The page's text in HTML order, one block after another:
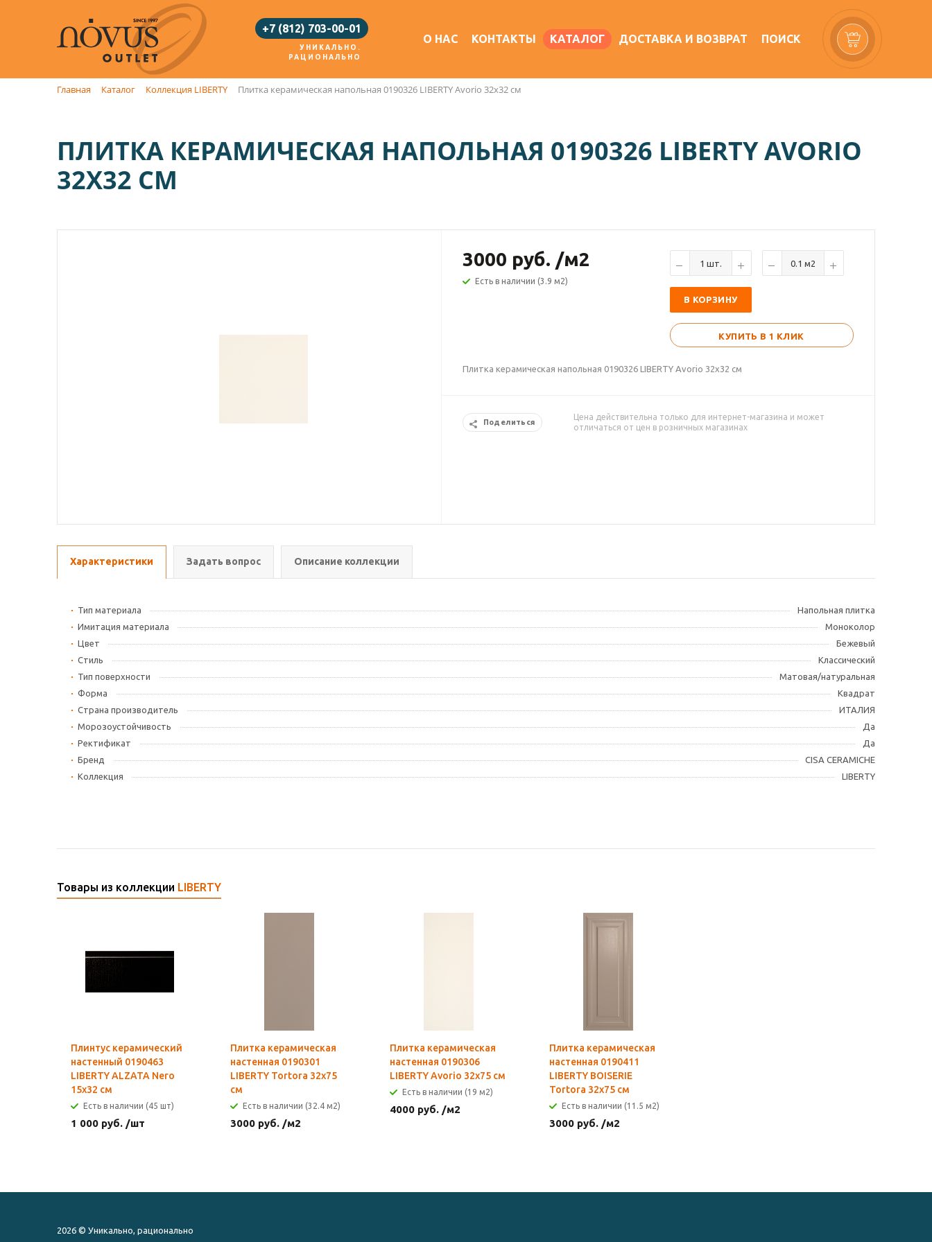
+7 (812) 703-00-01
УНИКАЛЬНО.
РАЦИОНАЛЬНО
О НАС КОНТАКТЫ КАТАЛОГ ДОСТАВКА И ВОЗВРАТ ПОИСК
Главная Каталог Коллекция LIBERTY Плитка керамическая напольная 0190326 LIBERTY Avorio 32x32 см
ПЛИТКА КЕРАМИЧЕСКАЯ НАПОЛЬНАЯ 0190326 LIBERTY AVORIO
32X32 СМ
3000 руб. /м2
Есть в наличии (3.9 м2)
В КОРЗИНУ
КУПИТЬ В 1 КЛИК
Плитка керамическая напольная 0190326 LIBERTY Avorio 32x32 см
Поделиться
Цена действительна только для интернет-магазина и может
отличаться от цен в розничных магазинах
Характеристики Задать вопрос Описание коллекции
Тип материала
Напольная плитка
Имитация материала
Моноколор
Цвет
Бежевый
Стиль
Классический
Тип поверхности
Матовая/натуральная
Форма
Квадрат
Страна производитель
ИТАЛИЯ
Морозоустойчивость
Да
Ректификат
Да
Бренд
CISA CERAMICHE
Коллекция
LIBERTY
Товары из коллекции LIBERTY
Плинтус керамический
настенный 0190463
LIBERTY ALZATA Nero
15x32 см
Есть в наличии (45 шт)
1 000 руб. /шт
Плитка керамическая
настенная 0190301
LIBERTY Tortora 32x75
см
Есть в наличии (32.4 м2)
3000 руб. /м2
Плитка керамическая
настенная 0190306
LIBERTY Avorio 32x75 см
Есть в наличии (19 м2)
4000 руб. /м2
Плитка керамическая
настенная 0190411
LIBERTY BOISERIE
Tortora 32x75 см
Есть в наличии (11.5 м2)
3000 руб. /м2
2026 © Уникально, рационально